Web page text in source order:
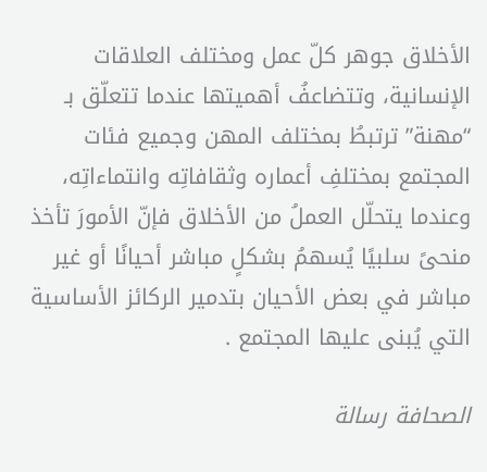
الأخلاق جوهر كلّ عمل ومختلف العلاقات
الإنسانية، وتتضاعفُ أهميتها عندما تتعلّق بـ
“مهنة” ترتبطُ بمختلف المهن وجميع فئات
المجتمع بمختلفِ أعماره وثقافاتِه وانتماءاتِه،
وعندما يتحلّل العملُ من الأخلاق فإنّ الأمورَ تأخذ
منحىً سلبيًا يُسهمُ بشكلٍ مباشر أحيانًا أو غير
مباشر في بعض الأحيان بتدمير الركائز الأساسية
التي يُبنى عليها المجتمع .
الصحافة رسالة